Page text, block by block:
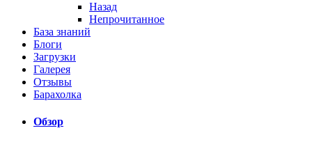
Назад
Непрочитанное
База знаний
Блоги
Загрузки
Галерея
Отзывы
Барахолка
Обзор